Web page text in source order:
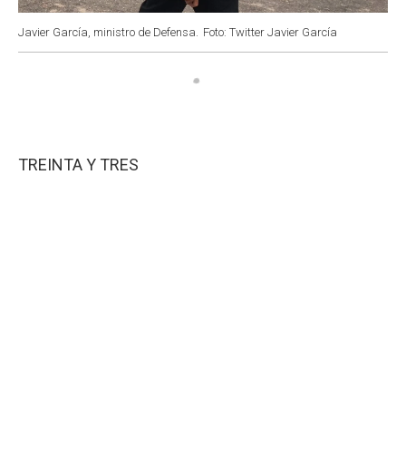
Javier García, ministro de Defensa. Foto: Twitter Javier García
TREINTA Y TRES